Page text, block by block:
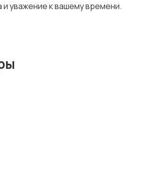
уважение к вашему времени.